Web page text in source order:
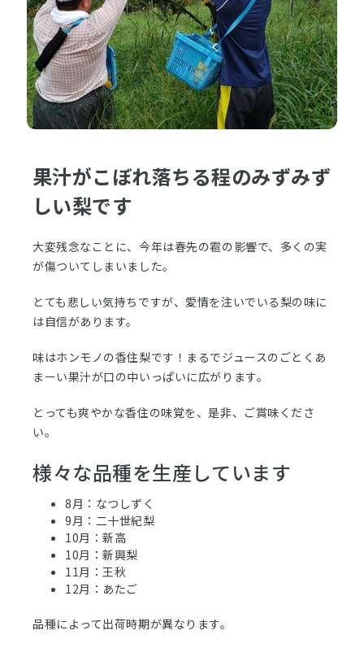
果汁がこぼれ落ちる程のみずみず
しい梨です
大変残念なことに、今年は春先の雹の影響で、多くの実
が傷ついてしまいました。
とても悲しい気持ちですが、愛情を注いでいる梨の味に
は自信があります。
味はホンモノの香住梨です！まるでジュースのごとくあ
まーい果汁が口の中いっぱいに広がります。
とっても爽やかな香住の味覚を、是非、ご賞味くださ
い。
様々な品種を生産しています
8月：なつしずく
9月：二十世紀梨
10月：新高
10月：新興梨
11月：王秋
12月：あたご
品種によって出荷時期が異なります。